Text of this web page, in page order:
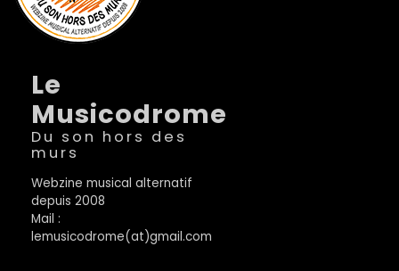
Le
Musicodrome
Du son hors des
murs
Webzine musical alternatif
depuis 2008
Mail :
lemusicodrome(at)gmail.com